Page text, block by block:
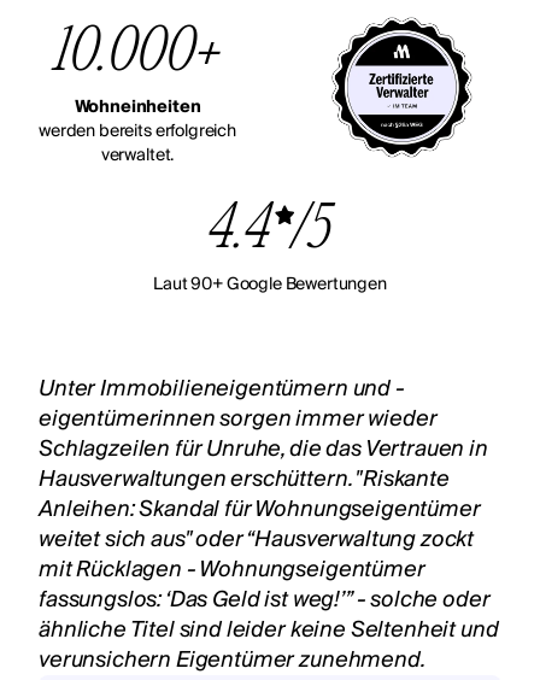
10.000+
Wohneinheiten
werden bereits erfolgreich
verwaltet.
4.4 /5
Laut 90+ Google Bewertungen
Unter Immobilieneigentümern und -
eigentümerinnen sorgen immer wieder
Schlagzeilen für Unruhe, die das Vertrauen in
Hausverwaltungen erschüttern. "Riskante
Anleihen: Skandal für Wohnungseigentümer
weitet sich aus" oder “Hausverwaltung zockt
mit Rücklagen - Wohnungseigentümer
fassungslos: ‘Das Geld ist weg!’” - solche oder
ähnliche Titel sind leider keine Seltenheit und
verunsichern Eigentümer zunehmend.